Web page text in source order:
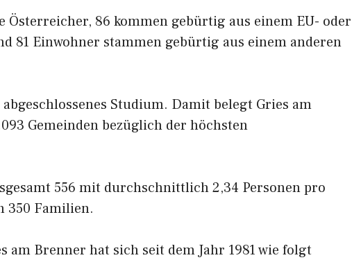
Österreicher, 86 kommen gebürtig aus einem EU- oder
81 Einwohner stammen gebürtig aus einem anderen
Studium. Damit belegt Gries am
Gemeinden bezüglich der höchsten
556 mit durchschnittlich 2,34 Personen pro
350 Familien.
am Brenner hat sich seit dem Jahr 1981 wie folgt